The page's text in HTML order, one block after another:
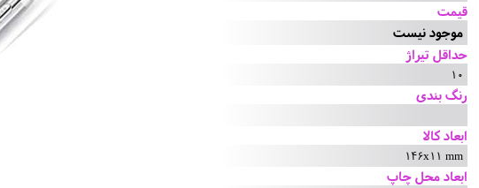
قیمت
موجود نیست
حداقل تیراژ
10
رنگ بندی
ابعاد کالا
146x11 mm
ابعاد محل چاپ